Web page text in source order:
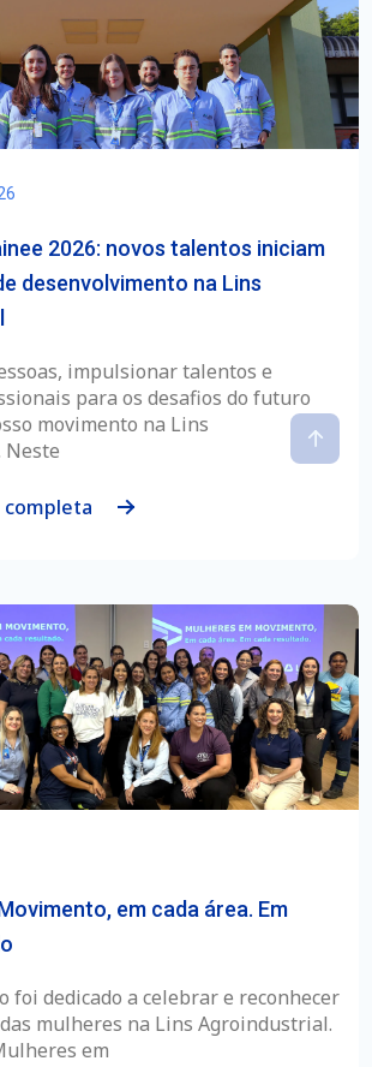
2026: novos talentos iniciam
desenvolvimento na Lins
impulsionar talentos e
para os desafios do futuro
movimento na Lins
completa
em cada área. Em
foi dedicado a celebrar e reconhecer
mulheres na Lins Agroindustrial.
em